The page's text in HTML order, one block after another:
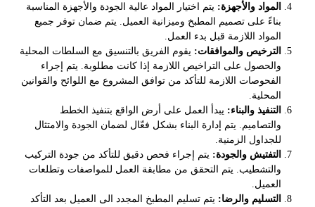
المواد والأجهزة: يتم اختيار المواد عالية الجودة والأجهزة المناسبة
بناءً على تصميم المطبخ وميزانية العميل. يتم ضمان توفر جميع
المواد اللازمة قبل بدء العمل.
الترخيص والموافقات: يقوم الفريق بالتنسيق مع السلطات المحلية
والحصول على التراخيص اللازمة إذا كانت مطلوبة. يتم إجراء
الفحوصات اللازمة للتأكد من توافق المشروع مع اللوائح والقوانين
المحلية.
التنفيذ والبناء: يبدأ العمل على أرض الواقع بتنفيذ الخطط
والتصاميم. يتم إدارة البناء بشكل فعّال لضمان الجودة والامتثال
للجداول الزمنية.
التفتيش والجودة: يتم إجراء فحص دقيق للتأكد من جودة التركيب
والتشطيب. يتم التحقق من مطابقة العمل للمواصفات وتطلعات
العميل.
التسليم والرضا: يتم تسليم المطبخ المجدد الى العميل بعد التأكد